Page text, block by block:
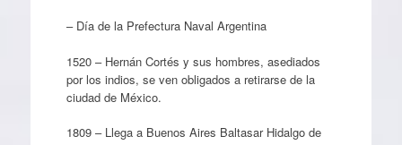
– Día de la Prefectura Naval Argentina
1520 – Hernán Cortés y sus hombres, asediados
por los indios, se ven obligados a retirarse de la
ciudad de México.
1809 – Llega a Buenos Aires Baltasar Hidalgo de